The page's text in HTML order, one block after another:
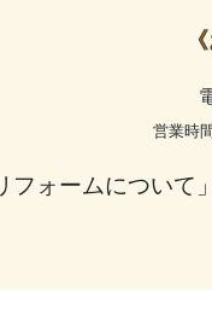
営業時
フォームについ